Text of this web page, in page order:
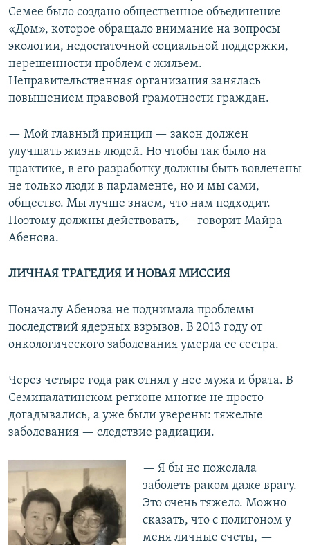
Семее было создано общественное объединение
«Дом», которое обращало внимание на вопросы
экологии, недостаточной социальной поддержки,
нерешенности проблем с жильем.
Неправительственная организация занялась
повышением правовой грамотности граждан.
— Мой главный принцип — закон должен
улучшать жизнь людей. Но чтобы так было на
практике, в его разработку должны быть вовлечены
не только люди в парламенте, но и мы сами,
общество. Мы лучше знаем, что нам подходит.
Поэтому должны действовать, — говорит Майра
Абенова.
ЛИЧНАЯ ТРАГЕДИЯ И НОВАЯ МИССИЯ
Поначалу Абенова не поднимала проблемы
последствий ядерных взрывов. В 2013 году от
онкологического заболевания умерла ее сестра.
Через четыре года рак отнял у нее мужа и брата. В
Семипалатинском регионе многие не просто
догадывались, а уже были уверены: тяжелые
заболевания — следствие радиации.
— Я бы не пожелала
заболеть раком даже врагу.
Это очень тяжело. Можно
сказать, что с полигоном у
меня личные счеты, —